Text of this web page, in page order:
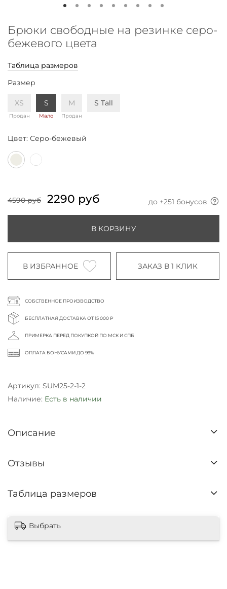
Брюки свободные на резинке серо-
бежевого цвета
Таблица размеров
Размер
XS
Продан
S
Мало
M
Продан
S Tall
Цвет: Серо-бежевый
4590 руб 2290 руб до +251 бонусов
В КОРЗИНУ
В ИЗБРАННОЕ ЗАКАЗ В 1 КЛИК
СОБСТВЕННОЕ ПРОИЗВОДСТВО
БЕСПЛАТНАЯ ДОСТАВКА ОТ 15 000 ₽
ПРИМЕРКА ПЕРЕД ПОКУПКОЙ ПО МСК И СПБ
ОПЛАТА БОНУСАМИ ДО 99%
Артикул: SUM25-2-1-2
Наличие: Есть в наличии
Описание
Отзывы
Таблица размеров
Выбрать